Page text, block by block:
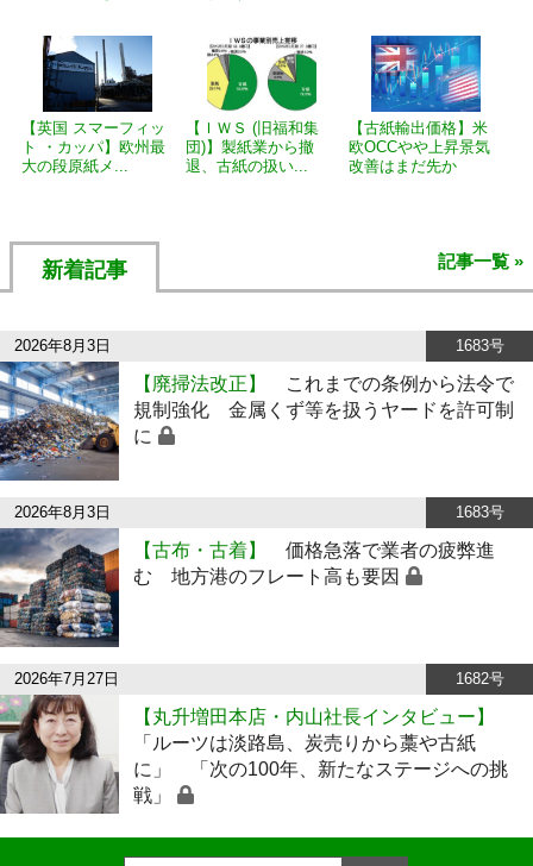
【英国 スマーフィッ
ト ・カッパ】欧州最
大の段原紙メ...
【ＩＷＳ (旧福和集
団)】製紙業から撤
退、古紙の扱い...
【古紙輸出価格】米
欧OCCやや上昇景気
改善はまだ先か
新着記事 記事一覧 »
2026年8月3日 1683号
【廃掃法改正】
これまでの条例から法令で
規制強化 金属くず等を扱うヤードを許可制
に
2026年8月3日 1683号
【古布・古着】
価格急落で業者の疲弊進
む 地方港のフレート高も要因
2026年7月27日 1682号
【丸升増田本店・内山社長インタビュー】
「ルーツは淡路島、炭売りから藁や古紙
に」 「次の100年、新たなステージへの挑
戦」